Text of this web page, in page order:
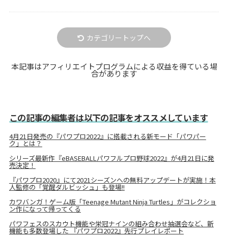
カテゴリートップへ
本記事はアフィリエイトプログラムによる収益を得ている場
合があります
この記事の編集者は以下の記事をオススメしています
4月21日発売の『パワプロ2022』に搭載される新モード「パワパー
ク」とは？
シリーズ最新作『eBASEBALLパワフルプロ野球2022』が4月21日に発
売決定！
『パワプロ2020』にて2021シーズンへの無料アップデートが実施！本
人監修の「覚醒ダルビッシュ」も登場!!
カワバンガ！ゲーム版「Teenage Mutant Ninja Turtles」がコレクショ
ン作になって帰ってくる
パワフェスのスカウト機能や栄冠ナインの組み合わせ抽選会など、新
機能も多数登場した 『パワプロ2022』先行プレイレポート